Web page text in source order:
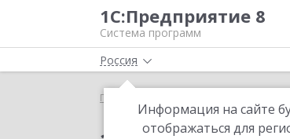
1С:Предприятие 8
Система программ
Россия
Информация на сайте
отображаться для
Главная